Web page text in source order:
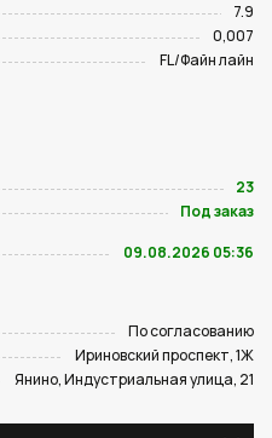
7.9
0,007
FL/Файн лайн
23
Под заказ
09.08.2026 05:36
По согласованию
Ириновский проспект, 1Ж
Янино, Индустриальная улица, 21